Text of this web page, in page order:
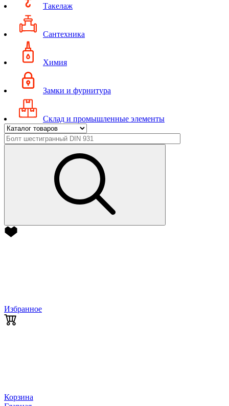
Такелаж
Сантехника
Химия
Замки и фурнитура
Склад и промышленные элементы
Избранное
Корзина